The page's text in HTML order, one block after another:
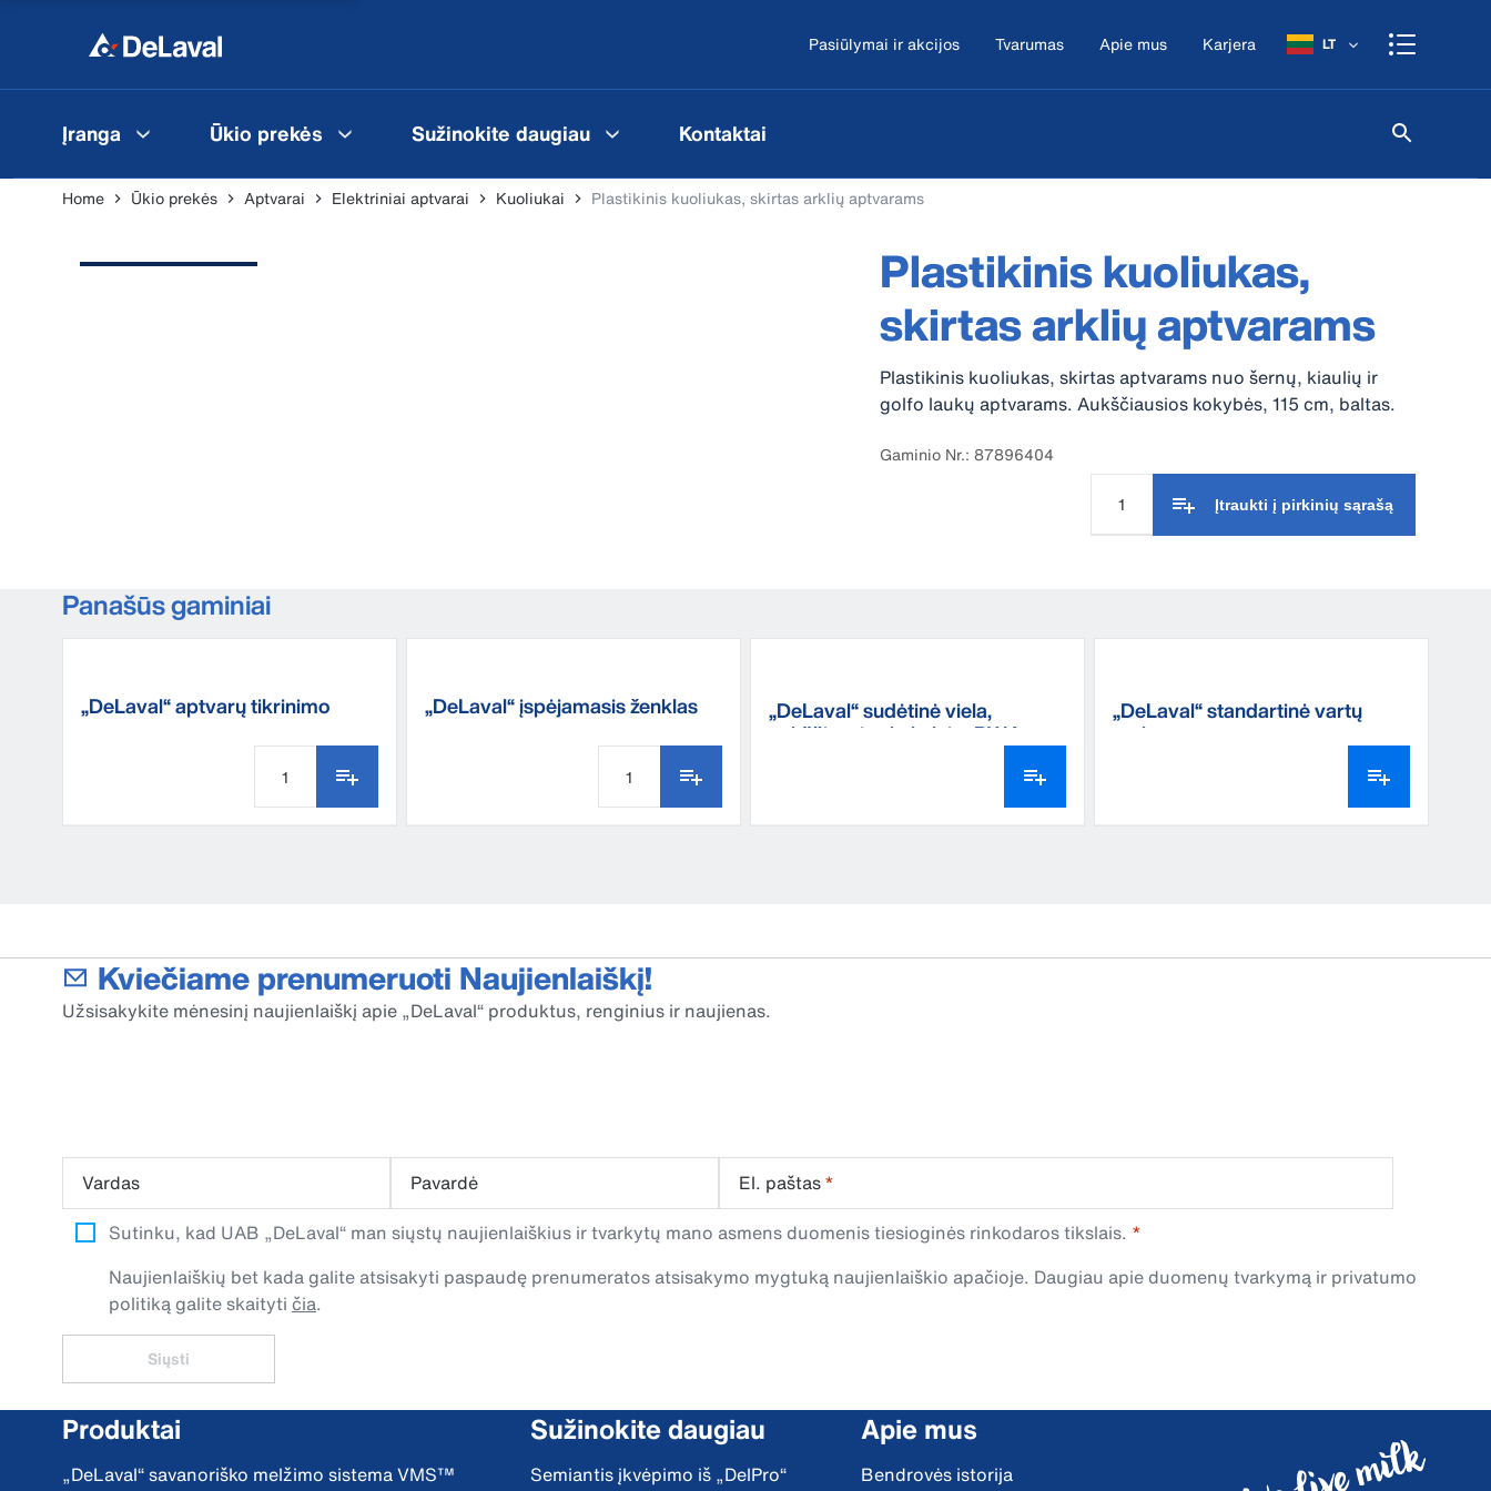
Pasiūlymai ir akcijos Tvarumas Apie mus Karjera LT
Įranga Ūkio prekės Sužinokite daugiau Kontaktai
Home Ūkio prekės Aptvarai Elektriniai aptvarai Kuoliukai Plastikinis kuoliukas, skirtas arklių aptvarams
Plastikinis kuoliukas,
skirtas arklių aptvarams
Plastikinis kuoliukas, skirtas aptvarams nuo šernų, kiaulių ir
golfo laukų aptvarams. Aukščiausios kokybės, 115 cm, baltas.
Gaminio Nr.: 87896404
Įtraukti į pirkinių sąrašą
Panašūs gaminiai
„DeLaval“ aptvarų tikrinimo
„DeLaval“ įspėjamasis ženklas
„DeLaval“ sudėtinė viela,
aukščiausios kokybės, BW4
„DeLaval“ standartinė vartų
rankena
Kviečiame prenumeruoti Naujienlaiškį!
Užsisakykite mėnesinį naujienlaiškį apie „DeLaval“ produktus, renginius ir naujienas.
Vardas Pavardė El. paštas*
Sutinku, kad UAB „DeLaval“ man siųstų naujienlaiškius ir tvarkytų mano asmens duomenis tiesioginės rinkodaros tikslais.
Naujienlaiškių bet kada galite atsisakyti paspaudę prenumeratos atsisakymo mygtuką naujienlaiškio apačioje. Daugiau apie duomenų tvarkymą ir privatumo
politiką galite skaityti čia.
Siųsti
Produktai
„DeLaval“ savanoriško melžimo sistema VMS™
Sužinokite daugiau
Semiantis įkvėpimo iš „DelPro“
Apie mus
Bendrovės istorija